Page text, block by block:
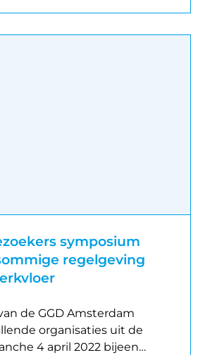
symposium
regelgeving
de GGD Amsterdam
organisaties uit de
4 april 2022 bijeen…